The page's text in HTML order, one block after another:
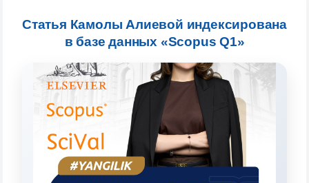
Статья Камолы Алиевой индексирована
в базе данных «Scopus Q1»
приёмной комиссии ТГЮУ.
Оставляйте здесь свои обращения по
вопросам приёма.
Выберите тему — затем появятся
конкретные вопросы:
3. Собеседование (бакалавр) (8)